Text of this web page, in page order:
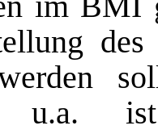
u.a.